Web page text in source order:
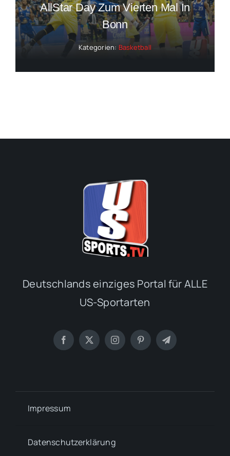
AllStar Day Zum Vierten Mal In
Bonn
Kategorien: Basketball
Deutschlands einziges Portal für ALLE
US-Sportarten
Impressum
Datenschutzerklärung